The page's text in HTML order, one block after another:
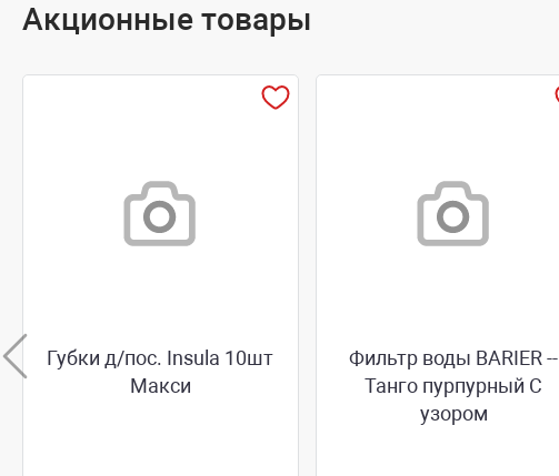
Акционные товары
Губки д/пос. Insula 10шт
Макси
Фильтр воды BARIER --
Танго пурпурный С
узором